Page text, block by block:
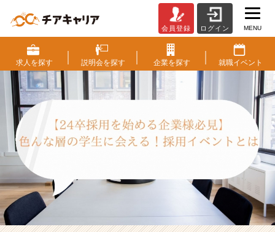
4
卒
採
を
め
る
企
ん
会員登録 ログイン MENU
求人を探す 説明会を探す 企業を探す 就職イベント